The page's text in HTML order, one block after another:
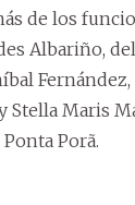
de los
Albariño,
Stella Maris
Porã.